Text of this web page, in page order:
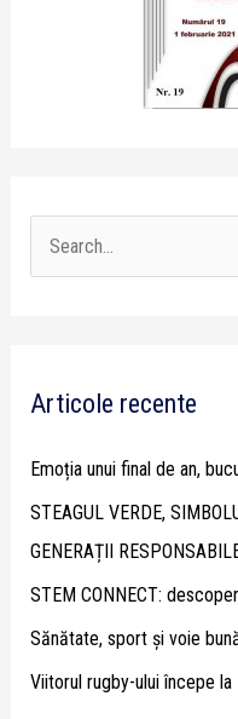
c
o
r
:
Articole recente
Emoția unui final de an,
STEAGUL VERDE,
GENERAȚII
STEM CONNECT:
Sănătate, sport și voie
Viitorul rugby-ului începe la